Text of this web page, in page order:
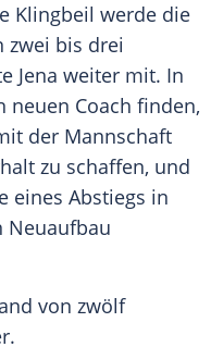
Klingbeil werde die
zwei bis drei
Jena weiter mit. In
neuen Coach finden,
der Mannschaft
zu schaffen, und
eines Abstiegs in
Neuaufbau
von zwölf